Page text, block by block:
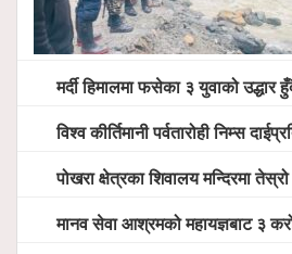
मर्दी हिमालमा फसेका ३ युवाको उद्धार
विश्व कीर्तिमानी पर्वतारोही निम्स दाईप्रति पोखरामा श्रद्धाञ्जली,
पोखरा क्षेत्रका शिवालय मन्दिरमा तेस्रो
मानव सेवा आश्रमको महायज्ञबाट ३ करोड ४ लाख ५९ हजार बचत, १ करोड ४४ लाख उठ्न बाँकी,